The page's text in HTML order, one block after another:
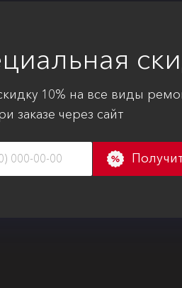
10% на все виды
заказе через сайт